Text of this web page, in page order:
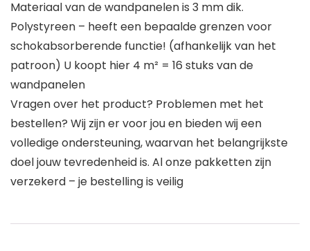
Materiaal van de wandpanelen is 3 mm dik.
Polystyreen – heeft een bepaalde grenzen voor
schokabsorberende functie! (afhankelijk van het
patroon) U koopt hier 4 m² = 16 stuks van de
wandpanelen
Vragen over het product? Problemen met het
bestellen? Wij zijn er voor jou en bieden wij een
volledige ondersteuning, waarvan het belangrijkste
doel jouw tevredenheid is. Al onze pakketten zijn
verzekerd – je bestelling is veilig